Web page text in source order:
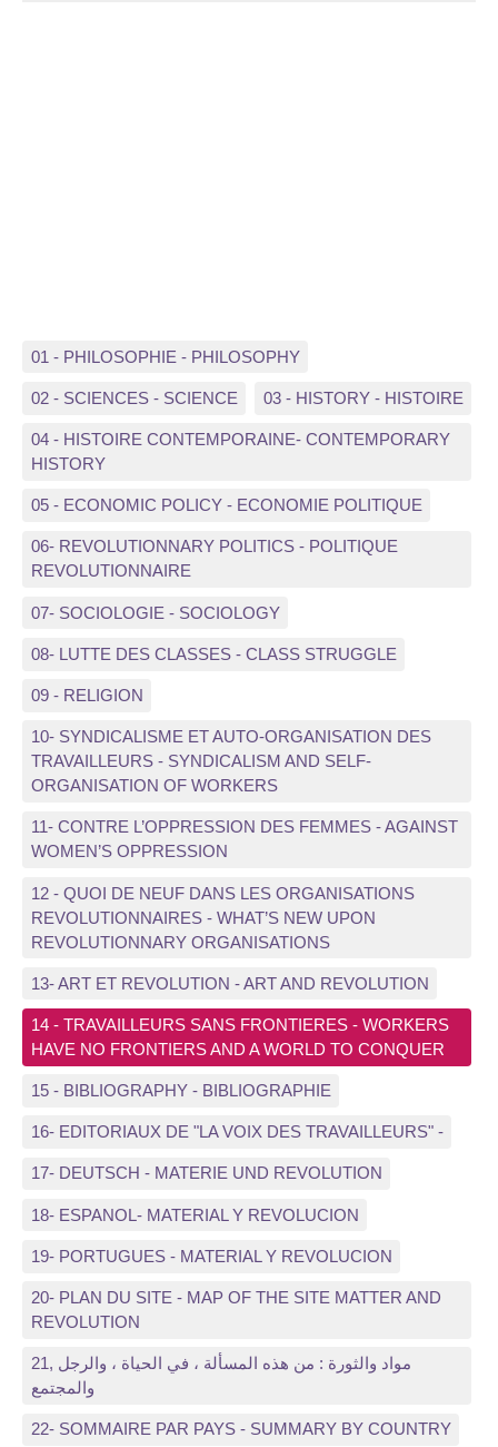
01 - PHILOSOPHIE - PHILOSOPHY
02 - SCIENCES - SCIENCE 03 - HISTORY - HISTOIRE
04 - HISTOIRE CONTEMPORAINE- CONTEMPORARY
HISTORY
05 - ECONOMIC POLICY - ECONOMIE POLITIQUE
06- REVOLUTIONNARY POLITICS - POLITIQUE
REVOLUTIONNAIRE
07- SOCIOLOGIE - SOCIOLOGY
08- LUTTE DES CLASSES - CLASS STRUGGLE
09 - RELIGION
10- SYNDICALISME ET AUTO-ORGANISATION DES
TRAVAILLEURS - SYNDICALISM AND SELF-
ORGANISATION OF WORKERS
11- CONTRE L’OPPRESSION DES FEMMES - AGAINST
WOMEN’S OPPRESSION
12 - QUOI DE NEUF DANS LES ORGANISATIONS
REVOLUTIONNAIRES - WHAT’S NEW UPON
REVOLUTIONNARY ORGANISATIONS
13- ART ET REVOLUTION - ART AND REVOLUTION
14 - TRAVAILLEURS SANS FRONTIERES - WORKERS
HAVE NO FRONTIERS AND A WORLD TO CONQUER
15 - BIBLIOGRAPHY - BIBLIOGRAPHIE
16- EDITORIAUX DE "LA VOIX DES TRAVAILLEURS" -
17- DEUTSCH - MATERIE UND REVOLUTION
18- ESPANOL- MATERIAL Y REVOLUCION
19- PORTUGUES - MATERIAL Y REVOLUCION
20- PLAN DU SITE - MAP OF THE SITE MATTER AND
REVOLUTION
21, مواد والثورة : من هذه المسألة ، في الحياة ، والرجل
والمجتمع
22- SOMMAIRE PAR PAYS - SUMMARY BY COUNTRY